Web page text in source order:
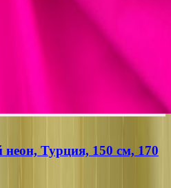
Турция, 150 см, 170